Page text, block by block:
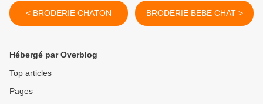
< BRODERIE CHATON BRODERIE BEBE CHAT >
Hébergé par Overblog
Top articles
Pages